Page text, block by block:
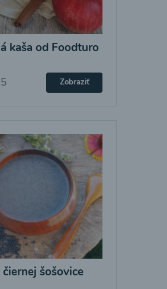
kaša od Foodturo
Zobraziť
čiernej šošovice